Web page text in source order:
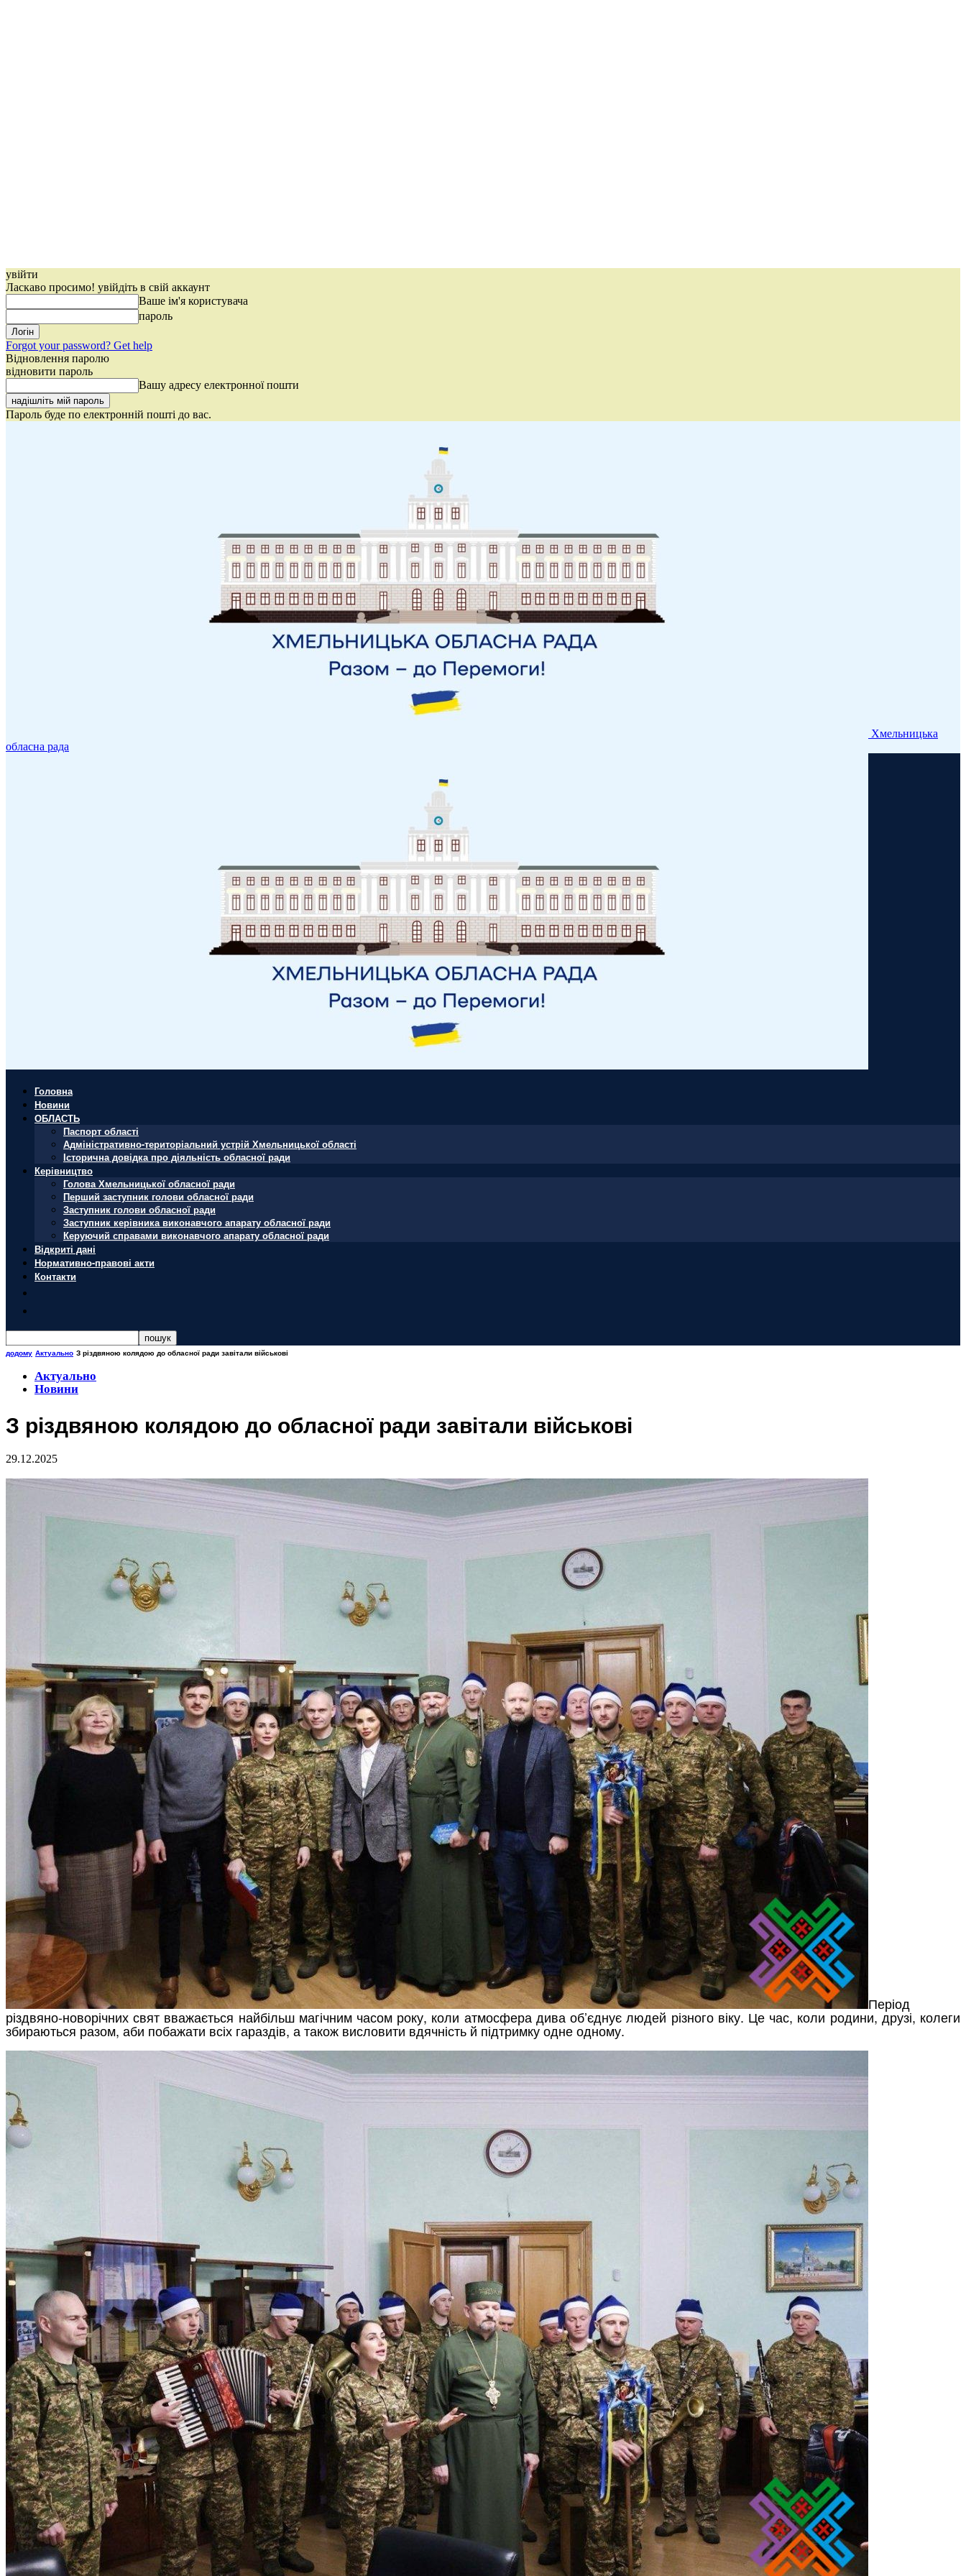
увійти
Ласкаво просимо! увійдіть в свій аккаунт
Ваше ім'я користувача
пароль
Forgot your password? Get help
Відновлення паролю
відновити пароль
Вашу адресу електронної пошти
Пароль буде по електронній пошті до вас.
Хмельницька
обласна рада
Головна
Новини
ОБЛАСТЬ
Паспорт області
Адміністративно-територіальний устрій Хмельницької області
Історична довідка про діяльність обласної ради
Керівництво
Голова Хмельницької обласної ради
Перший заступник голови обласної ради
Заступник голови обласної ради
Заступник керівника виконавчого апарату обласної ради
Керуючий справами виконавчого апарату обласної ради
Відкриті дані
Нормативно-правові акти
Контакти
додому Актуально З різдвяною колядою до обласної ради завітали військові
Актуально
Новини
З різдвяною колядою до обласної ради завітали військові
29.12.2025
Період
різдвяно-новорічних свят вважається найбільш магічним часом року, коли атмосфера дива об’єднує людей різного віку. Це час, коли родини, друзі, колеги
збираються разом, аби побажати всіх гараздів, а також висловити вдячність й підтримку одне одному.